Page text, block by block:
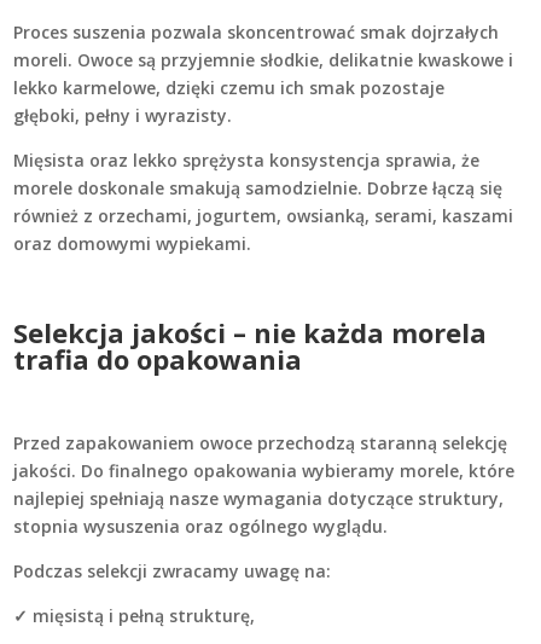
Proces suszenia pozwala skoncentrować smak dojrzałych
moreli. Owoce są przyjemnie słodkie, delikatnie kwaskowe i
lekko karmelowe, dzięki czemu ich smak pozostaje
głęboki, pełny i wyrazisty.
Mięsista oraz lekko sprężysta konsystencja sprawia, że
morele doskonale smakują samodzielnie. Dobrze łączą się
również z orzechami, jogurtem, owsianką, serami, kaszami
oraz domowymi wypiekami.
Selekcja jakości – nie każda morela
trafia do opakowania
Przed zapakowaniem owoce przechodzą staranną selekcję
jakości. Do finalnego opakowania wybieramy morele, które
najlepiej spełniają nasze wymagania dotyczące struktury,
stopnia wysuszenia oraz ogólnego wyglądu.
Podczas selekcji zwracamy uwagę na:
✓ mięsistą i pełną strukturę,